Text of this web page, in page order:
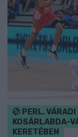
PERL,
KOSÁRLABDA-
KERETÉBEN